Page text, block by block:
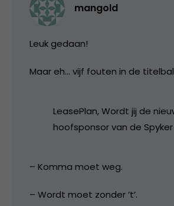
mangold
Leuk gedaan!
Maar eh… vijf fouten in de
LeasePlan, Wordt jij de
hoofsponsor van de Spyker
– Komma moet weg.
– Wordt moet zonder ’t’.